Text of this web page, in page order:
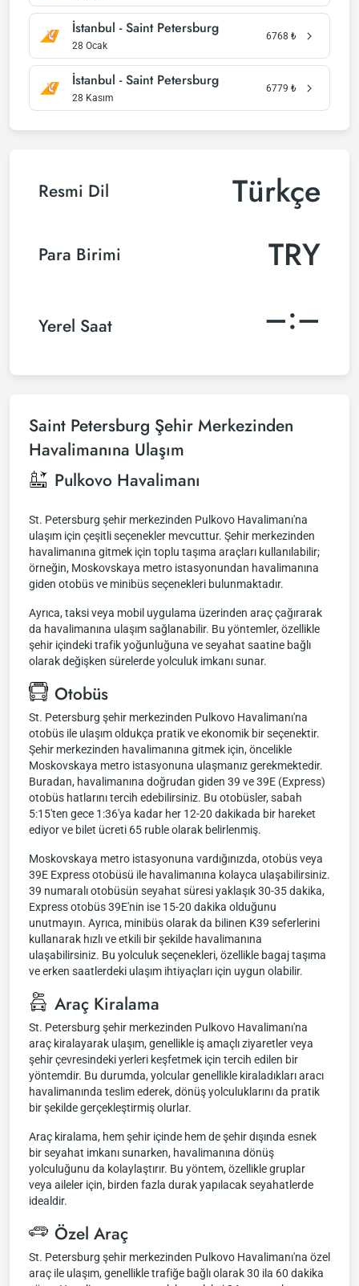
İstanbul - Saint Petersburg
28 Ocak
6768 ₺
İstanbul - Saint Petersburg
28 Kasım
6779 ₺
Resmi Dil Türkçe
Para Birimi TRY
Yerel Saat –:–
Saint Petersburg Şehir Merkezinden
Havalimanına Ulaşım
Pulkovo Havalimanı
St. Petersburg şehir merkezinden Pulkovo Havalimanı'na
ulaşım için çeşitli seçenekler mevcuttur. Şehir merkezinden
havalimanına gitmek için toplu taşıma araçları kullanılabilir;
örneğin, Moskovskaya metro istasyonundan havalimanına
giden otobüs ve minibüs seçenekleri bulunmaktadır.
Ayrıca, taksi veya mobil uygulama üzerinden araç çağırarak
da havalimanına ulaşım sağlanabilir. Bu yöntemler, özellikle
şehir içindeki trafik yoğunluğuna ve seyahat saatine bağlı
olarak değişken sürelerde yolculuk imkanı sunar.
Otobüs
St. Petersburg şehir merkezinden Pulkovo Havalimanı'na
otobüs ile ulaşım oldukça pratik ve ekonomik bir seçenektir.
Şehir merkezinden havalimanına gitmek için, öncelikle
Moskovskaya metro istasyonuna ulaşmanız gerekmektedir.
Buradan, havalimanına doğrudan giden 39 ve 39E (Express)
otobüs hatlarını tercih edebilirsiniz. Bu otobüsler, sabah
5:15'ten gece 1:36'ya kadar her 12-20 dakikada bir hareket
ediyor ve bilet ücreti 65 ruble olarak belirlenmiş.
Moskovskaya metro istasyonuna vardığınızda, otobüs veya
39E Express otobüsü ile havalimanına kolayca ulaşabilirsiniz.
39 numaralı otobüsün seyahat süresi yaklaşık 30-35 dakika,
Express otobüs 39E'nin ise 15-20 dakika olduğunu
unutmayın. Ayrıca, minibüs olarak da bilinen K39 seferlerini
kullanarak hızlı ve etkili bir şekilde havalimanına
ulaşabilirsiniz. Bu yolculuk seçenekleri, özellikle bagaj taşıma
ve erken saatlerdeki ulaşım ihtiyaçları için uygun olabilir.
Araç Kiralama
St. Petersburg şehir merkezinden Pulkovo Havalimanı'na
araç kiralayarak ulaşım, genellikle iş amaçlı ziyaretler veya
şehir çevresindeki yerleri keşfetmek için tercih edilen bir
yöntemdir. Bu durumda, yolcular genellikle kiraladıkları aracı
havalimanında teslim ederek, dönüş yolculuklarını da pratik
bir şekilde gerçekleştirmiş olurlar.
Araç kiralama, hem şehir içinde hem de şehir dışında esnek
bir seyahat imkanı sunarken, havalimanına dönüş
yolculuğunu da kolaylaştırır. Bu yöntem, özellikle gruplar
veya aileler için, birden fazla durak yapılacak seyahatlerde
idealdir.
Özel Araç
St. Petersburg şehir merkezinden Pulkovo Havalimanı'na özel
araç ile ulaşım, genellikle trafiğe bağlı olarak 30 ila 60 dakika